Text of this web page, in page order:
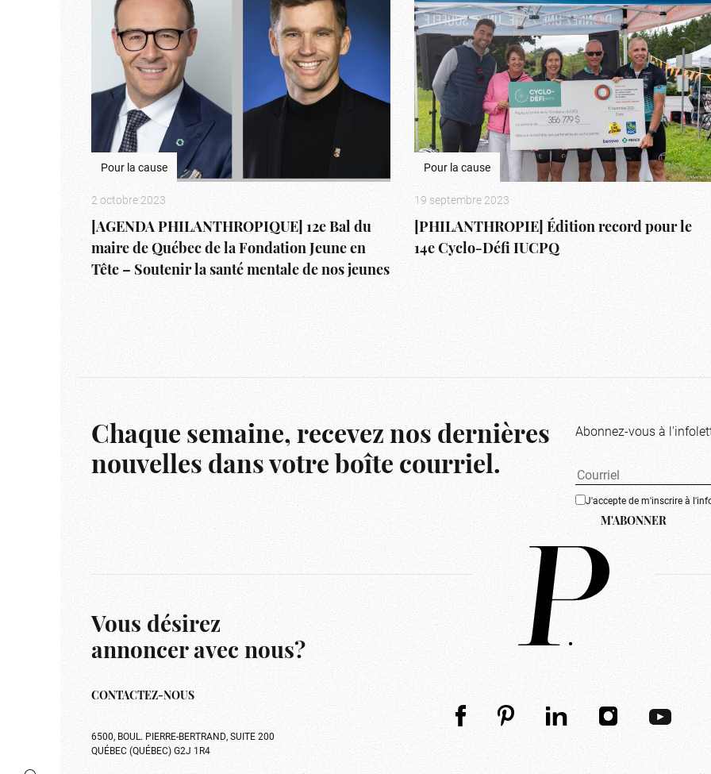
Pour la cause
2 octobre 2023
[AGENDA PHILANTHROPIQUE] 12e Bal du
maire de Québec de la Fondation Jeune en
Tête – Soutenir la santé mentale de nos jeunes
Pour la cause
19 septembre 2023
[PHILANTHROPIE] Édition record pour le
14e Cyclo-Défi IUCPQ
Chaque semaine, recevez nos dernières
nouvelles dans votre boîte courriel.
Abonnez-vous à
J'accepte de m'inscrire à
M'ABONNER
Vous désirez
annoncer avec nous?
CONTACTEZ-NOUS
6500, BOUL. PIERRE-BERTRAND, SUITE 200
QUÉBEC (QUÉBEC) G2J 1R4